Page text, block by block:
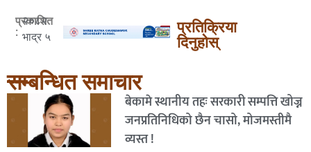
प्रकाशित
:
२०८२
भाद्र ५
प्रतिक्रिया
दिनुहोस्
सम्बन्धित समाचार
बेकामे स्थानीय तहः सरकारी सम्पत्ति खोज्न
जनप्रतिनिधिको छैन चासो, मोजमस्तीमै
व्यस्त !